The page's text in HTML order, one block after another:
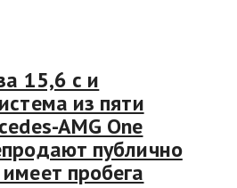
15,6 с и
из пяти
AMG One
публично
пробега